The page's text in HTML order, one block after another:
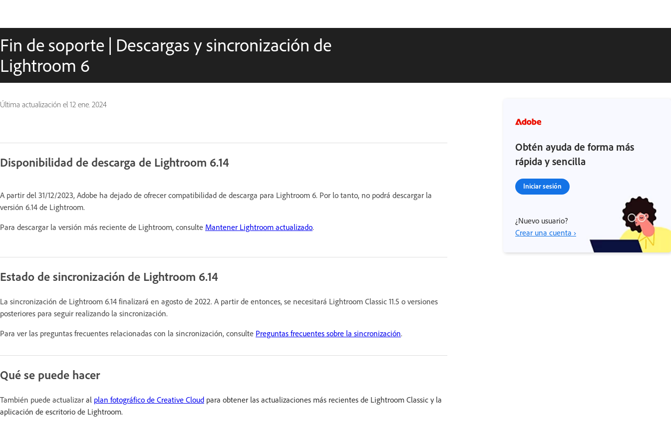
Fin de soporte | Descargas y sincronización de
Lightroom 6
Última actualización el 12 ene. 2024
Disponibilidad de descarga de Lightroom 6.14
A partir del 31/12/2023, Adobe ha dejado de ofrecer compatibilidad de descarga para Lightroom 6. Por lo tanto, no podrá descargar la
versión 6.14 de Lightroom.
Para descargar la versión más reciente de Lightroom, consulte Mantener Lightroom actualizado.
Estado de sincronización de Lightroom 6.14
La sincronización de Lightroom 6.14 finalizará en agosto de 2022. A partir de entonces, se necesitará Lightroom Classic 11.5 o versiones
posteriores para seguir realizando la sincronización.
Para ver las preguntas frecuentes relacionadas con la sincronización, consulte Preguntas frecuentes sobre la sincronización.
Qué se puede hacer
También puede actualizar al plan fotográfico de Creative Cloud para obtener las actualizaciones más recientes de Lightroom Classic y la
aplicación de escritorio de Lightroom.
Obtén ayuda de forma más
rápida y sencilla
Iniciar sesión
¿Nuevo usuario?
Crear una cuenta ›